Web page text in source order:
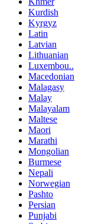
Kurdish
Kyrgyz
Latin
Latvian
Lithuanian
Luxembou..
Macedonian
Malagasy
Malay
Malayalam
Maltese
Maori
Marathi
Mongolian
Burmese
Nepali
Norwegian
Pashto
Persian
Punjabi